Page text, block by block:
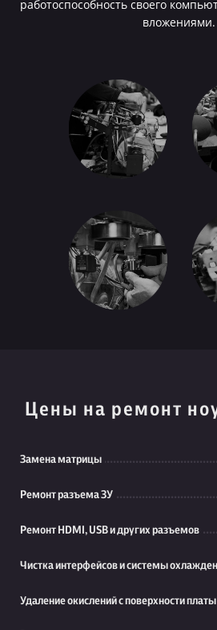
работоспособность своего
вложениями.
Цены на ремонт
Замена матрицы
Ремонт разъема ЗУ
Ремонт HDMI, USB и других разъемов
Чистка интерфейсов и системы
Удаление окислений с поверхности платы